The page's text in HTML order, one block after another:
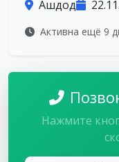
Ашдод
Активна ещё 9
Нажмите